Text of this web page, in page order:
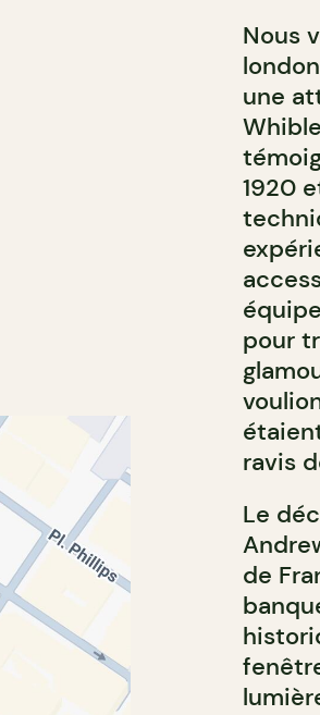
Nous
une
1920
pour
ravis
Le
de